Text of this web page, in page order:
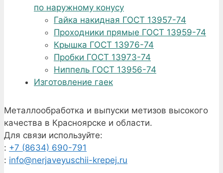
по наружному конусу
Гайка накидная ГОСТ 13957-74
Проходники прямые ГОСТ 13959-74
Крышка ГОСТ 13976-74
Пробки ГОСТ 13973-74
Ниппель ГОСТ 13956-74
Изготовление гаек
Металлообработка и выпуски метизов высокого
качества в Красноярске и области.
Для связи используйте:
: +7 (8634) 690-791
: info@nerjaveyuschii-krepej.ru